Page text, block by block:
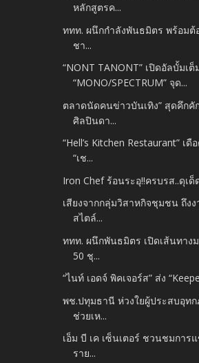
หลักสูตรค...
ททท. ผนึกกำลังพันธมิตร พร้อมต้
ชา...
“NONT TANONT” เปิดอัลบั้มเต็
“MONO/SPECTRUM” จุด...
ตลาดนัดคนข่าวบันเทิง” สุดคึกคั
ศิลปินดา...
“Hell’s Kitchen Restaurant” เ
“เช...
Iron Chef ร้อนระอุ!!ครบรส..ดุเด็
เสียงจากกลุ่มวิสาหกิจชุมชน ถึง
สไตล์...
ททท. ผนึกพันธมิตร เปิดเส้นทางม
50 ชุ...
“ไนท์ เอดจ์ พิคเจอร์ส” ส่ง
พช.ปทุมธานี ห่วงใยผู้ประสบอุท
ช่วยเห...
เอ็ม บี เค เซ็นเตอร์ ชวนชมการ
ราย...